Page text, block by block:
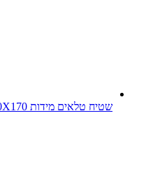
שטיח טלאים מידות 240X170